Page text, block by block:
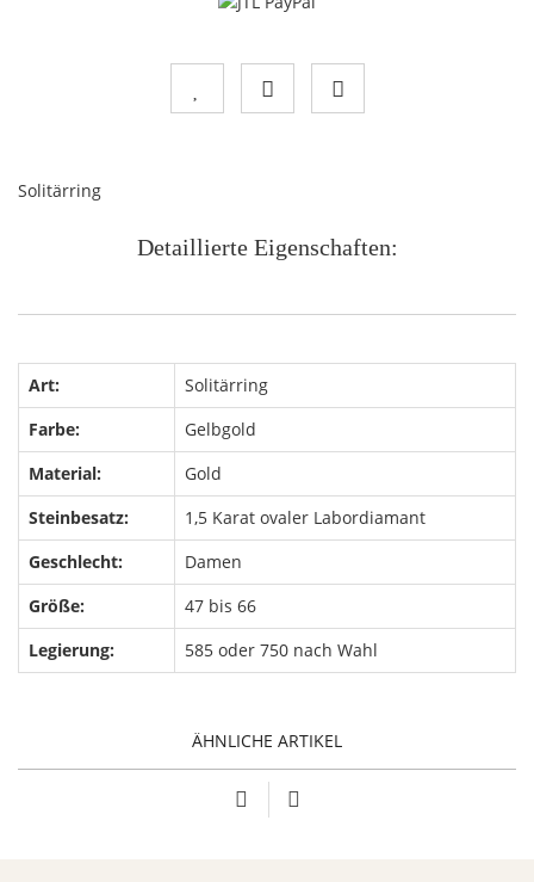
Solitärring
Detaillierte Eigenschaften:
Art:
Solitärring
Farbe:
Gelbgold
Material:
Gold
Steinbesatz:
1,5 Karat ovaler Labordiamant
Geschlecht:
Damen
Größe:
47 bis 66
Legierung:
585 oder 750 nach Wahl
ÄHNLICHE ARTIKEL